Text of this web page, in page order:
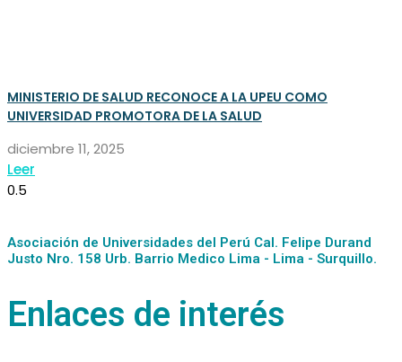
MINISTERIO DE SALUD RECONOCE A LA UPEU COMO
UNIVERSIDAD PROMOTORA DE LA SALUD
diciembre 11, 2025
Leer
Asociación de Universidades del Perú Cal. Felipe Durand
Justo Nro. 158 Urb. Barrio Medico Lima - Lima - Surquillo.
Enlaces de interés